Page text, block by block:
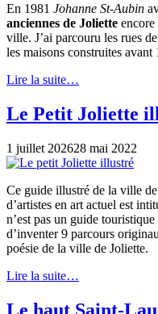
En 1981 Johanne St-Aubin
anciennes de Joliette encore
ville. J’ai parcouru les rues
les maisons construites
Lire la suite…
Le Petit Joliette
1 juillet 202628 mai 2022
Ce guide illustré de la ville
d’artistes en art actuel est
n’est pas un guide
d’inventer 9 parcours
poésie de la ville de Joliette.
Lire la suite…
Le haut Saint-